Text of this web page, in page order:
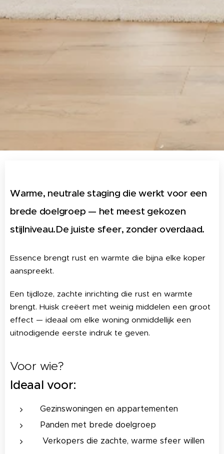
Warme, neutrale staging die werkt voor een
brede doelgroep — het meest gekozen
stijlniveau.De juiste sfeer, zonder overdaad.
Essence brengt rust en warmte die bijna elke koper
aanspreekt.
Een tijdloze, zachte inrichting die rust en warmte
brengt. Huisk creëert met weinig middelen een groot
effect — ideaal om elke woning onmiddellijk een
uitnodigende eerste indruk te geven.
Voor wie?
Ideaal voor:
Gezinswoningen en appartementen
Panden met brede doelgroep
Verkopers die zachte, warme sfeer willen